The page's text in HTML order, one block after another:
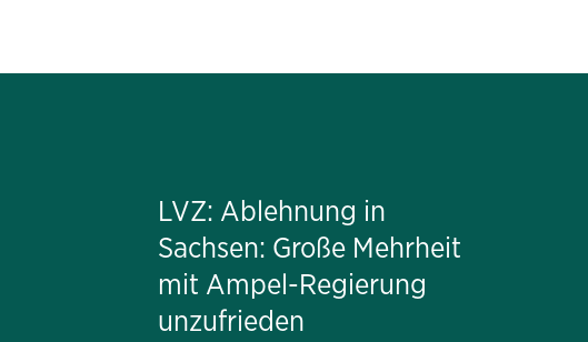
LVZ: Ablehnung in
Sachsen: Große Mehrheit
mit Ampel-Regierung
unzufrieden